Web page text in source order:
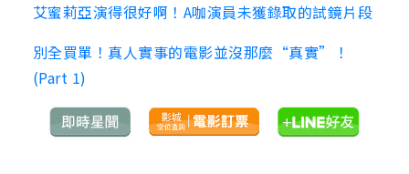
艾蜜莉亞演得很好啊！A咖演員未獲錄取的試鏡片段
別全買單！真人實事的電影並沒那麼“真實”！
(Part 1)